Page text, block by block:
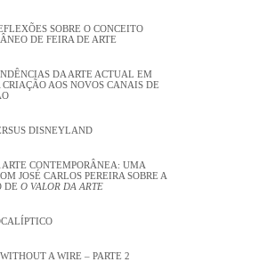
SOBRE O CONCEITO
DE FEIRA DE ARTE
DA ARTE ACTUAL EM
AOS NOVOS CANAIS DE
DISNEYLAND
ARTE CONTEMPORÂNEA: UMA
JOSÉ CARLOS PEREIRA SOBRE A
DE O VALOR DA ARTE
A WIRE – PARTE 2